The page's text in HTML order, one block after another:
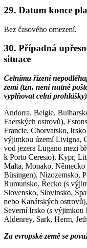
29. Datum konce
Bez časového omezení.
30. Případná
situace
Celnímu řízení
zemí (tzn. není nutné
vyplňovat celní prohlášky)
Andorra, Belgie,
Faerských ostrovů),
Francie, Chorvatsko,
výjimkou území Livigna,
vod jezera Lugano mezi
k Porto Ceresio), Kypr,
Malta, Monako,
Büsingen), Nizozemsko,
Rumunsko, Řecko (s
Slovensko, Slovinsko,
nebo Kanárských
Severní Irsko (s výjimkou
Aldenrey, Sark, Herm,
Za evropské země se